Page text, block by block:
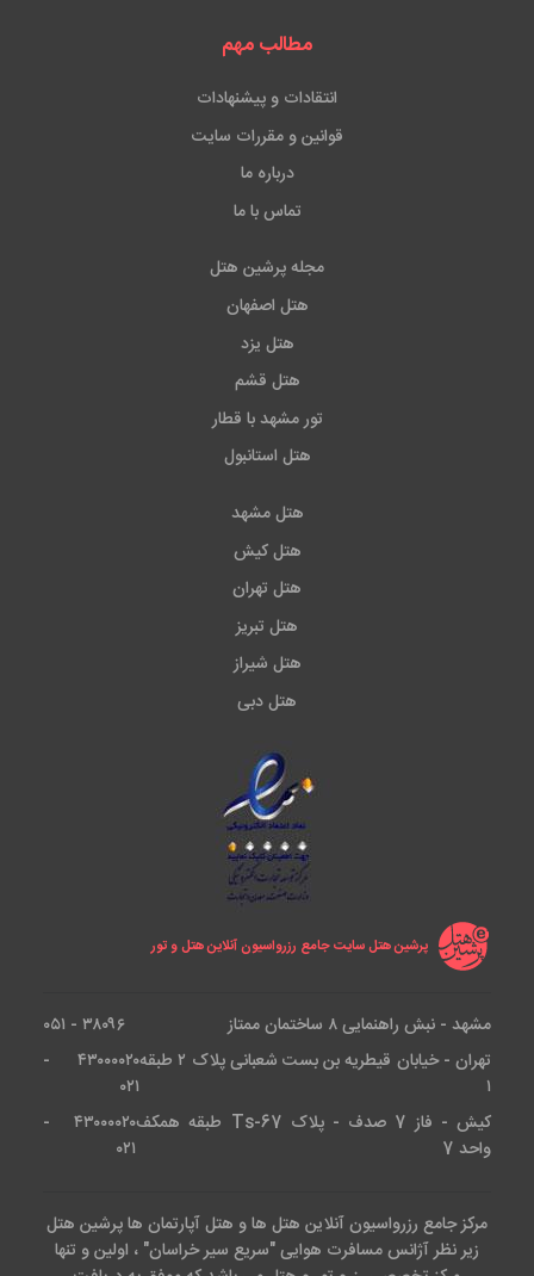
مطالب مهم
انتقادات و پیشنهادات
قوانین و مقررات سایت
درباره ما
تماس با ما
مجله پرشین هتل
هتل اصفهان
هتل یزد
هتل قشم
تور مشهد با قطار
هتل استانبول
هتل مشهد
هتل کیش
هتل تهران
هتل تبریز
هتل شیراز
هتل دبی
پرشین هتل سایت جامع رزرواسیون آنلاین هتل و تور
مشهد - نبش راهنمایی ۸ ساختمان ممتاز
۳۸۰۹۶ - ۰۵۱
تهران - خیابان قیطریه بن بست شعبانی پلاک ۲ طبقه
۱
۴۳۰۰۰۰۲۰ -
۰۲۱
کیش - فاز 7 صدف - پلاک Ts-67 طبقه همکف
واحد 7
۴۳۰۰۰۰۲۰ -
۰۲۱
مرکز جامع رزرواسیون آنلاین هتل ها و هتل آپارتمان ها پرشین هتل
زیر نظر آژانس مسافرت هوایی "سریع سیر خراسان" ، اولین و تنها